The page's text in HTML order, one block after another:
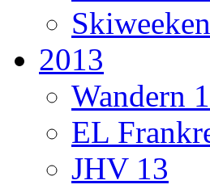
2013
Wandern
EL
JHV 13